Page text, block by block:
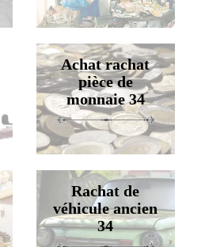
Achat rachat
pièce de
monnaie 34
Rachat de
véhicule ancien
34